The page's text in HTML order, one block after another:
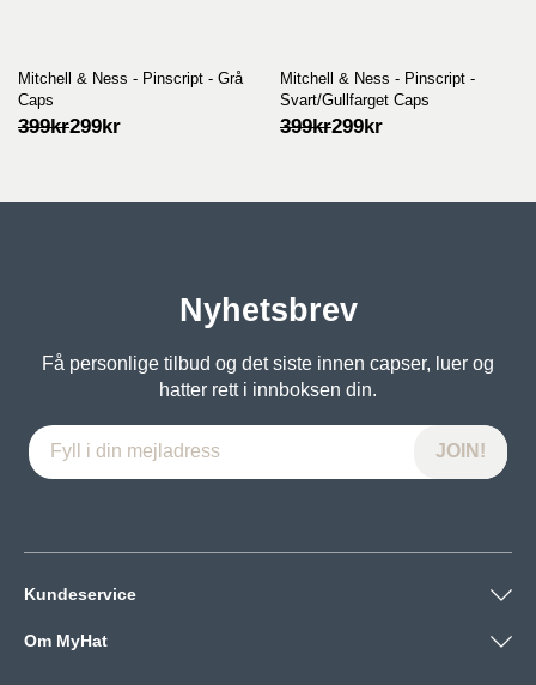
Mitchell & Ness - Pinscript - Grå
Caps
399kr
Opprinnelig
299kr
Nåværende
Mitchell & Ness - Pinscript -
Svart/Gullfarget Caps
399kr
Opprinnelig
299kr
Nåværende
Nyhetsbrev
Få personlige tilbud og det siste innen capser, luer og
hatter rett i innboksen din.
Kundeservice
Om MyHat